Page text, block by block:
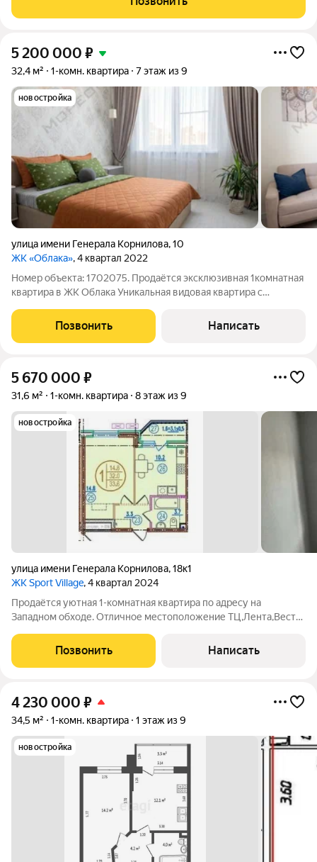
Готовься к новоселью уже
5 200 000 ₽
32,4 м² 1-комн. квартира 7 этаж из 9
новостройка
улица имени Генерала Корнилова,10
ЖК «Облака», 4 квартал 2022
Номер объекта: 1702075. Продаётся эксклюзивная 1комнатная
квартира в ЖК Облака Уникальная видовая квартира с
ремонтом и качественной техникой. О квартире: Дизайн:
эксклюзивная 1комнатная квартира,
Позвонить Написать
5 670 000 ₽
31,6 м² 1-комн. квартира 8 этаж из 9
новостройка
улица имени Генерала Корнилова,18к1
ЖК Sport Village, 4 квартал 2024
Продаётся уютная 1-комнатная квартира по адресу на
Западном обходе. Отличное местоположение ТЦ,Лента,Вест
в шаговой доступности: магазины Пятерочка,Магнит и все что
необходимо для комфортной
Позвонить Написать
4 230 000 ₽
34,5 м² 1-комн. квартира 1 этаж из 9
новостройка